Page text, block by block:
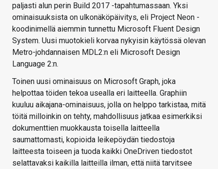
paljasti alun perin Build 2017 -tapahtumassaan. Yksi
ominaisuuksista on ulkonäköpäivitys, eli Project Neon -
koodinimellä aiemmin tunnettu Microsoft Fluent Design
System. Uusi muotokieli korvaa nykyisin käytössä olevan
Metro-johdannaisen MDL2:n eli Microsoft Design
Language 2:n.
Toinen uusi ominaisuus on Microsoft Graph, joka
helpottaa töiden tekoa usealla eri laitteella. Graphiin
kuuluu aikajana-ominaisuus, jolla on helppo tarkistaa, mitä
töitä milloinkin on tehty, mahdollisuus jatkaa esimerkiksi
dokumenttien muokkausta toisella laitteella
saumattomasti, kopioida leikepöydän tiedostoja
laitteesta toiseen ja tuoda kaikki OneDriven tiedostot
selattavaksi kaikilla laitteilla ilman, että niitä tarvitsee